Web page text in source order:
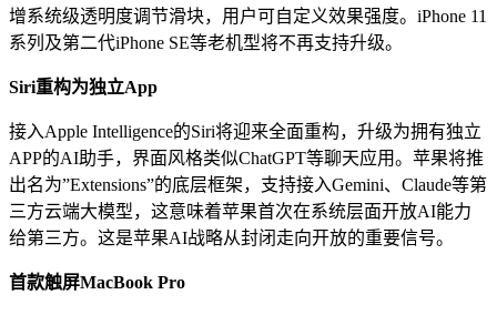
增系统级透明度调节滑块，用户可自定义效果强度。iPhone 11
系列及第二代iPhone SE等老机型将不再支持升级。
Siri重构为独立App
接入Apple Intelligence的Siri将迎来全面重构，升级为拥有独立
APP的AI助手，界面风格类似ChatGPT等聊天应用。苹果将推
出名为”Extensions”的底层框架，支持接入Gemini、Claude等第
三方云端大模型，这意味着苹果首次在系统层面开放AI能力
给第三方。这是苹果AI战略从封闭走向开放的重要信号。
首款触屏MacBook Pro